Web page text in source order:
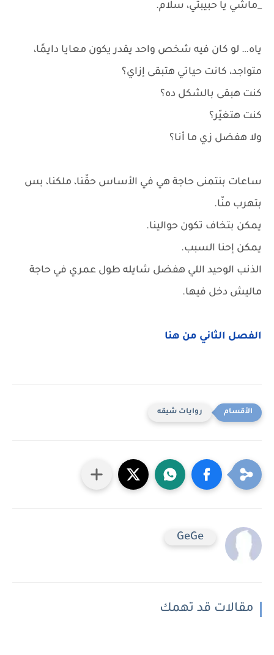
_ماشي يا حبيبتي، سلام.
ياه… لو كان فيه شخص واحد يقدر يكون معايا دايمًا،
متواجد، كانت حياتي هتبقى إزاي؟
كنت هبقى بالشكل ده؟
كنت هتغيّر؟
ولا هفضل زي ما أنا؟
ساعات بنتمنى حاجة هي في الأساس حقّنا، ملكنا، بس
بتهرب منّا.
يمكن بتخاف تكون حوالينا.
يمكن إحنا السبب.
الذنب الوحيد اللي هفضل شايله طول عمري في حاجة
ماليش دخل فيها.
الفصل الثاني من هنا
روايات شيقه
GeGe
مقالات قد تهمك